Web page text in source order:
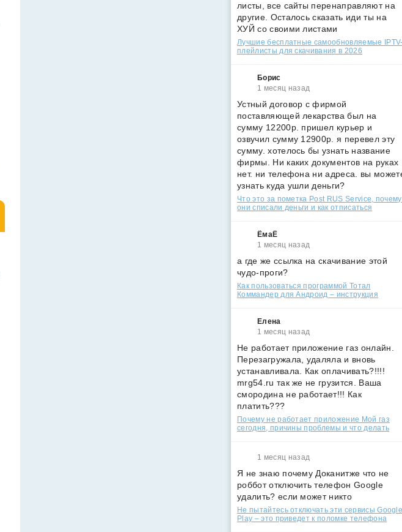
листы, все сайты перенаправляют на
другие. Осталось сказать иди ты на
ХУЙ со своими листами
Лучшие бесплатные самообновляемые
плейлисты для скачивания в 2026
Борис
1 месяц назад
Устный договор с фирмой
поставляющей лекарства был на
сумму 12200р. пришел курьер и
озвучил сумму 12900р. я перевел эту
сумму. хотелось бы узнать название
фирмы. Ни каких документов на руках
нет. ни телефона ни адреса. вы
узнать куда ушли деньги?
Что это за пометка Post RUS Service, почему
они списали деньги и как отписаться
ЁмаЁ
1 месяц назад
а где же ссылка на скачивание этой
чудо-проги?
Как пользоваться программой Тотал
Коммандер для Андроид – инструкция
Елена
1 месяц назад
Не работает приложение газ онлайн.
Перезагружала, удаляла и вновь
устанавливала. Как оплачивать?!!!!
mrg54.ru так же не грузится. Ваша
смородина не работает!!! Как
платить???
Почему не работает приложение Мой газ
сегодня, причины проблемы и что делать
1 месяц назад
Я не знаю почему Доканитже что не
роббот отключить телефон Google
удалить? если может никто
Не пытайтесь отключать эти сервисы
Play – это приведет к поломке телефона